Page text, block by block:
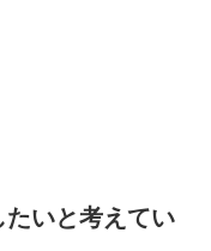
いと考えてい